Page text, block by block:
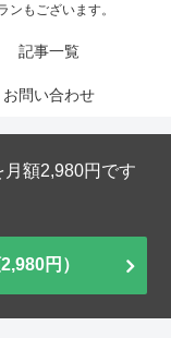
もございます。
記事一覧
お問い合わせ
額2,980円です
円）